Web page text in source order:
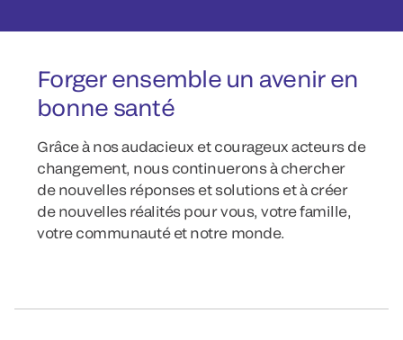
Forger ensemble un avenir en
bonne santé
Grâce à nos audacieux et courageux acteurs de
changement, nous continuerons à chercher
de nouvelles réponses et solutions et à créer
de nouvelles réalités pour vous, votre famille,
votre communauté et notre monde.